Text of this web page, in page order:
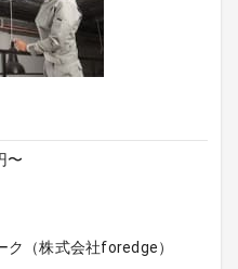
〜
ク（株式会社foredge）